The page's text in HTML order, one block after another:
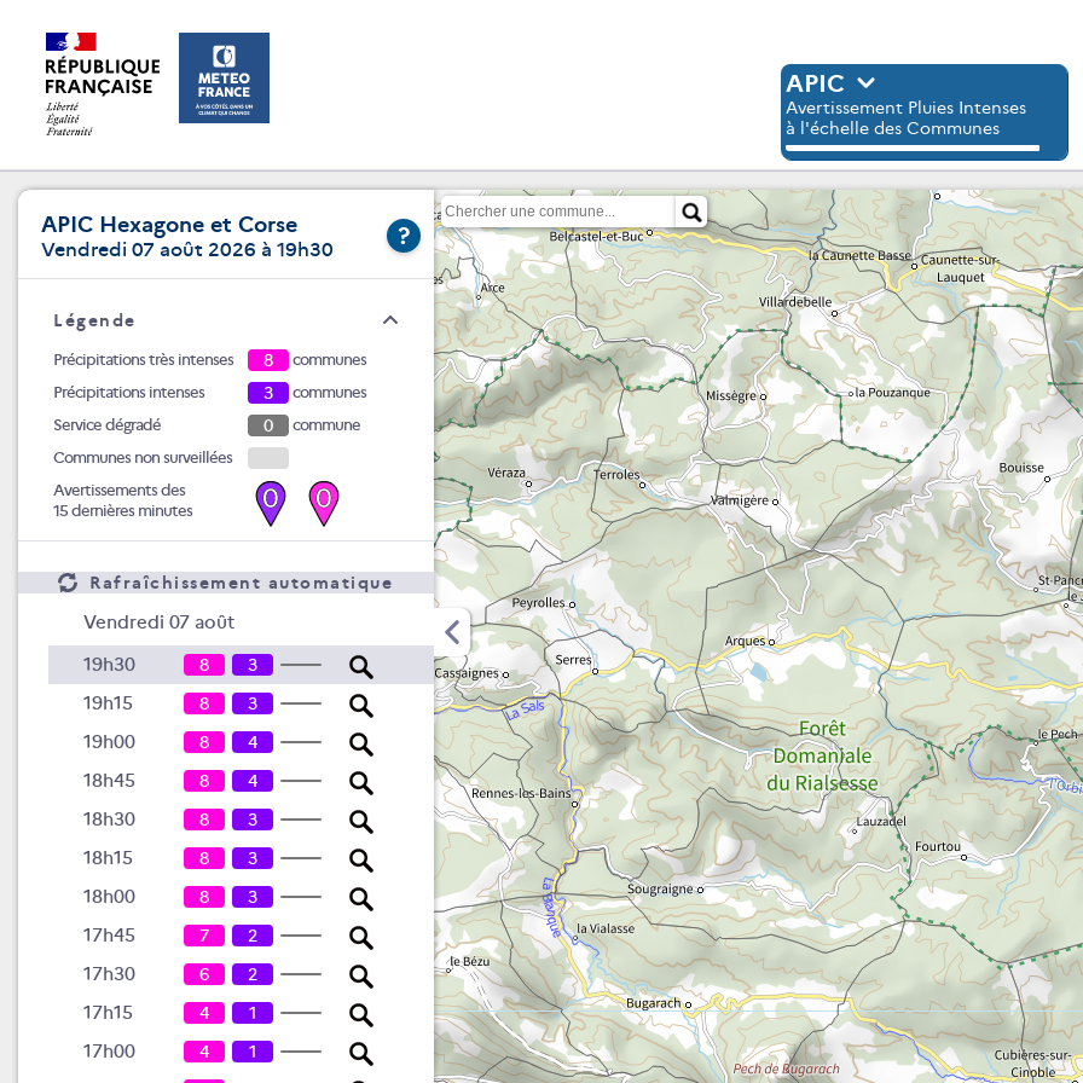
APIC
Avertissement Pluies Intenses
à l'échelle des Communes
APIC Hexagone et Corse
Vendredi 07 août 2026 à 19h30 ?
Légende
Précipitations très intenses 8
communes
Précipitations intenses
3
communes
Service dégradé
0
commune
Communes non surveillées
Avertissements des
15 dernières minutes
0 0
Rafraîchissement automatique
Vendredi 07 août
19h30
8
3
19h15
8
3
19h00
8
4
18h45
8
4
18h30
8
3
18h15
8
3
18h00
8
3
17h45
7
2
17h30
6
2
17h15
4
1
17h00
4
1